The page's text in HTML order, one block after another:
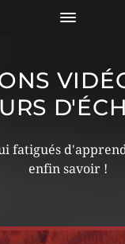
fatigués
enfin savoir !